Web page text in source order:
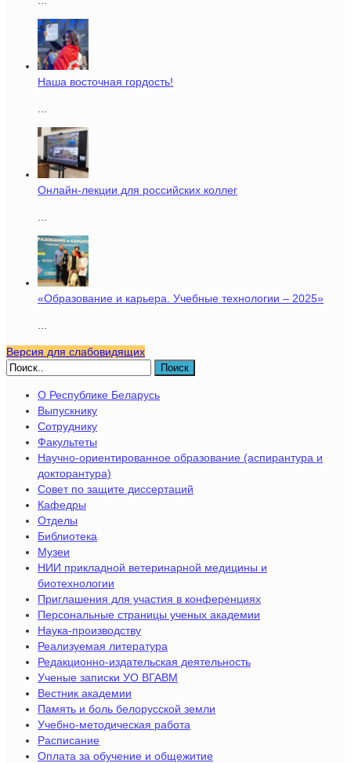
Наша восточная гордость!
Онлайн-лекции для российских коллег
«Образование и карьера. Учебные технологии – 2025»
Версия для слабовидящих
Поиск
О Республике Беларусь
Выпускнику
Сотруднику
Факультеты
Научно-ориентированное образование (аспирантура и
докторантура)
Совет по защите диссертаций
Кафедры
Отделы
Библиотека
Музеи
НИИ прикладной ветеринарной медицины и
биотехнологии
Приглашения для участия в конференциях
Персональные страницы ученых академии
Наука-производству
Реализуемая литература
Редакционно-издательская деятельность
Ученые записки УО ВГАВМ
Вестник академии
Память и боль белорусской земли
Учебно-методическая работа
Расписание
Оплата за обучение и общежитие